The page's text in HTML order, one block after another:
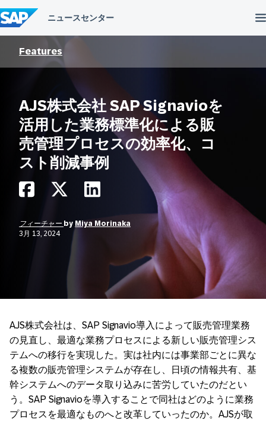
ン
テ
ン
Features
AJS株式会社 SAP Signavioを
活用した業務標準化による販
売管理プロセスの効率化、コ
スト削減事例
フィーチャー by Miya Morinaka
3月 13, 2024
AJS株式会社は、SAP Signavio導入によって販売管理業務
の見直し、最適な業務プロセスによる新しい販売管理シス
テムへの移行を実現した。実は社内には事業部ごとに異な
る複数の販売管理システムが存在し、日頃の情報共有、基
幹システムへのデータ取り込みに苦労していたのだとい
う。SAP Signavioを導入することで同社はどのように業務
プロセスを最適なものへと改革していったのか。AJSが取